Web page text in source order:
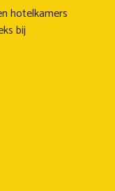
hotelkamers
bij